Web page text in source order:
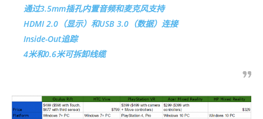
通过3.5mm插孔内置音频和麦克风支持
HDMI 2.0（显示）和USB 3.0（数据）连接
Inside-Out追踪
4米和0.6米可拆卸线缆